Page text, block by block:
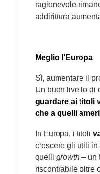
ragionevole
addirittura
Meglio l'Europa
Sì, aumentare il
Un buon livello di
guardare ai titoli
che a quelli
In Europa, i titoli
crescere gli utili in
quelli growth – un
riscontrabile oltre